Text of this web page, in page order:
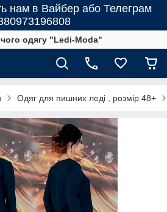
нам в Вайбер або Телеграм
одягу "Ledi-Moda"
Одяг для пишних леді , розмір 48+